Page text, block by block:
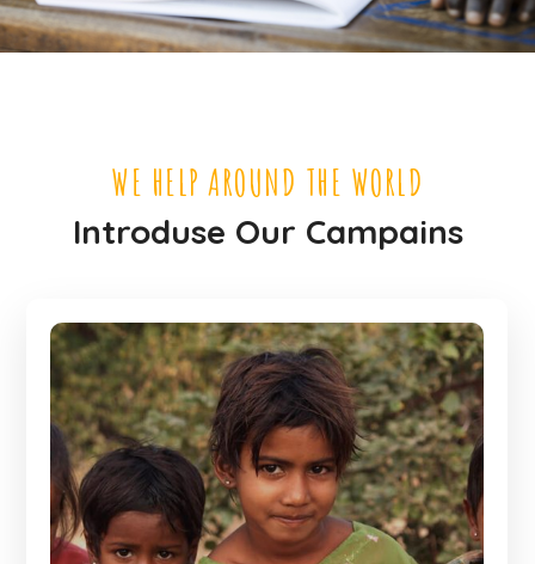
WE HELP AROUND THE WORLD
Introduse Our Campains